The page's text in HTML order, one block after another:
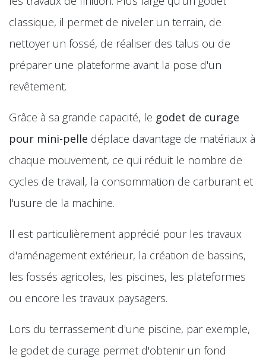
classique, il permet de niveler un terrain, de
nettoyer un fossé, de réaliser des talus ou de
préparer une plateforme avant la pose d'un
revêtement.
Grâce à sa grande capacité, le godet de curage
pour mini-pelle déplace davantage de matériaux à
chaque mouvement, ce qui réduit le nombre de
cycles de travail, la consommation de carburant et
l'usure de la machine.
Il est particulièrement apprécié pour les travaux
d'aménagement extérieur, la création de bassins,
les fossés agricoles, les piscines, les plateformes
ou encore les travaux paysagers.
Lors du terrassement d'une piscine, par exemple,
le godet de curage permet d'obtenir un fond